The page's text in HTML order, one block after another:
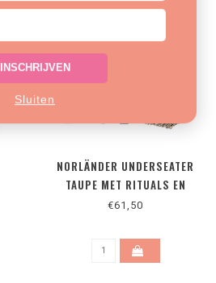
NORLÄNDER UNDERSEATER
TAUPE MET RITUALS EN
HANDDOEK
€61,50
INSCHRIJVEN
Sluiten